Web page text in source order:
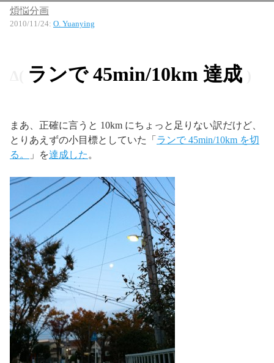
煩悩分画
2010/11/24: O. Yuanying
ランで 45min/10km 達成
まあ、正確に言うと 10km にちょっと足りない訳だけど、
とりあえずの小目標としていた「 ランで 45min/10km を切
る。
」を達成した 。